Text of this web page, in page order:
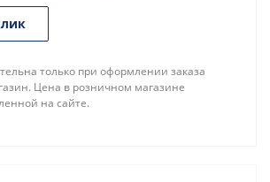
только при оформлении заказа
Цена в розничном магазине
на сайте.